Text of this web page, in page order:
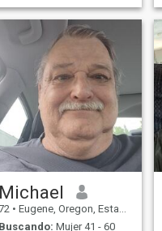
I am an IT Consultant.
Michael
• Eugene, Oregon, Estados Unidos
Buscando: Mujer 41 - 60